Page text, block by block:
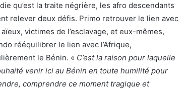
qu’est la traite négrière, les afro descendants
relever deux défis. Primo retrouver le lien avec
victimes de l’esclavage, et eux-mêmes,
rééquilibrer le lien avec l’Afrique,
le Bénin. « C’est la raison pour laquelle
venir ici au Bénin en toute humilité pour
comprendre ce moment tragique et